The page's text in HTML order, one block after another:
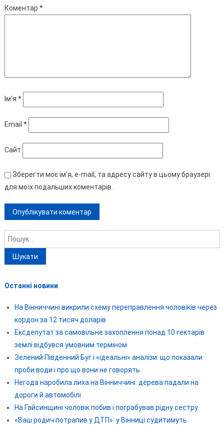
Коментар *
Ім'я *
Email *
Сайт
Зберегти моє ім'я, e-mail, та адресу сайту в цьому браузері
для моїх подальших коментарів.
Пошук:
Останні новини
На Вінниччині викрили схему переправлення чоловіків через
кордон за 12 тисяч доларів
Ексдепутат за самовільне захоплення понад 10 гектарів
землі відбувся умовним терміном
Зелений Південний Буг і «ідеальні» аналізи: що показали
проби води і про що вони не говорять
Негода наробила лиха на Вінниччині: дерева падали на
дороги й автомобілі
На Гайсинщині чоловік побив і пограбував рідну сестру
«Ваш родич потрапив у ДТП»: у Вінниці судитимуть